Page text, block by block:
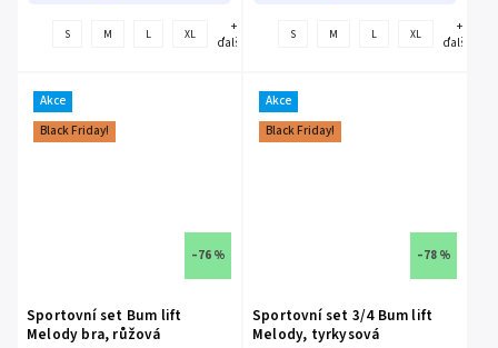
S M L XL
+
ďalšie
S M L XL
+
ďalšie
Akce
Black Friday!
–76 %
Sportovní set Bum lift
Melody bra, růžová
Akce
Black Friday!
–78 %
Sportovní set 3/4 Bum lift
Melody, tyrkysová